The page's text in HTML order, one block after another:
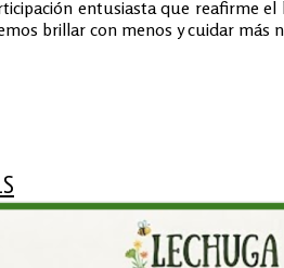
entusiasta que reafirme
brillar con menos y cuidar más